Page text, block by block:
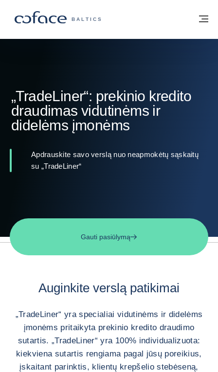
„COFACE“ FOR TRADE - GRUPĖS
BALTICS
Grįžti į pradžią
„TradeLiner“: prekinio kredito
draudimas vidutinėms ir
didelėms įmonėms
Apdrauskite savo verslą nuo neapmokėtų sąskaitų
su „TradeLiner“
Gauti pasiūlymą
Auginkite verslą patikimai
„TradeLiner“ yra specialiai vidutinėms ir didelėms
įmonėms pritaikyta prekinio kredito draudimo
sutartis. „TradeLiner“ yra 100% individualizuota:
kiekviena sutartis rengiama pagal jūsų poreikius,
įskaitant parinktis, klientų krepšelio stebėseną,